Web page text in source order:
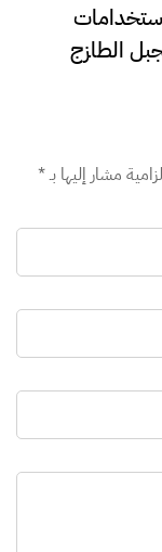
الطازج
مطبخك
مشار إليها بـ*